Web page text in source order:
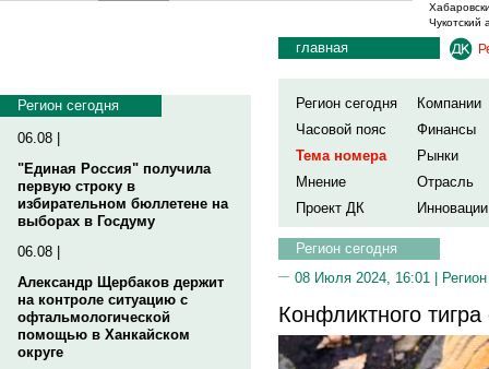
Чукотский
Регион сегодня
06.08 |
"Единая Россия" получила
первую строку в
избирательном бюллетене на
выборах в Госдуму
06.08 |
Александр Щербаков держит
на контроле ситуацию с
офтальмологической
помощью в Ханкайском
округе
главная
Регион сегодня
Компании
Часовой пояс
Финансы
Тема номера
Рынки
Мнение
Отрасль
Проект ДК
Инновации
Регион сегодня
08 Июля 2024, 16:01 |
Конфликтного